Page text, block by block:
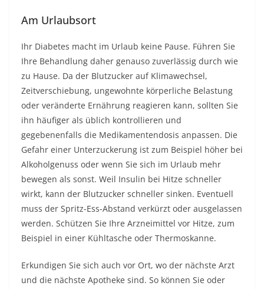
Am Urlaubsort
Ihr Diabetes macht im Urlaub keine Pause. Führen Sie
Ihre Behandlung daher genauso zuverlässig durch wie
zu Hause. Da der Blutzucker auf Klimawechsel,
Zeitverschiebung, ungewohnte körperliche Belastung
oder veränderte Ernährung reagieren kann, sollten Sie
ihn häufiger als üblich kontrollieren und
gegebenenfalls die Medikamentendosis anpassen. Die
Gefahr einer Unterzuckerung ist zum Beispiel höher bei
Alkoholgenuss oder wenn Sie sich im Urlaub mehr
bewegen als sonst. Weil Insulin bei Hitze schneller
wirkt, kann der Blutzucker schneller sinken. Eventuell
muss der Spritz-Ess-Abstand verkürzt oder ausgelassen
werden. Schützen Sie Ihre Arzneimittel vor Hitze, zum
Beispiel in einer Kühltasche oder Thermoskanne.
Erkundigen Sie sich auch vor Ort, wo der nächste Arzt
und die nächste Apotheke sind. So können Sie oder